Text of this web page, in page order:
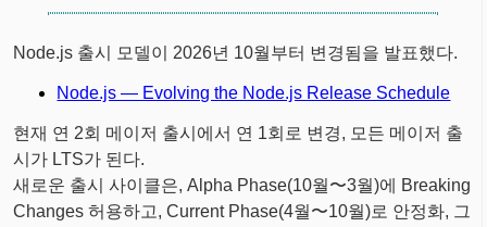
Node.js 출시 모델이 2026년 10월부터 변경됨을 발표했다.
Node.js — Evolving the Node.js Release Schedule
현재 연 2회 메이저 출시에서 연 1회로 변경, 모든 메이저 출
시가 LTS가 된다.
새로운 출시 사이클은, Alpha Phase(10월〜3월)에 Breaking
Changes 허용하고, Current Phase(4월〜10월)로 안정화, 그